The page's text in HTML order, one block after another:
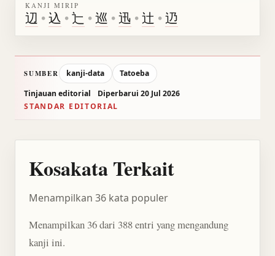
KANJI MIRIP
辺 •込 •辷 •巡 •迅 •辻 •辸
SUMBER kanji-data
Tatoeba
Tinjauan editorial
Diperbarui 20 Jul 2026
STANDAR EDITORIAL
Kosakata Terkait
Menampilkan 36 kata populer
Menampilkan 36 dari 388 entri yang mengandung
kanji ini.